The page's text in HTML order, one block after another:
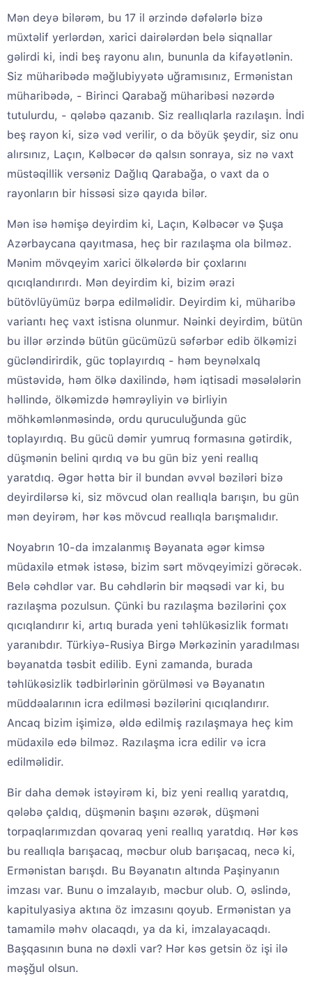
Mən deyə bilərəm, bu 17 il ərzində dəfələrlə bizə
müxtəlif yerlərdən, xarici dairələrdən belə siqnallar
gəlirdi ki, indi beş rayonu alın, bununla da kifayətlənin.
Siz müharibədə məğlubiyyətə uğramısınız, Ermənistan
müharibədə, - Birinci Qarabağ müharibəsi nəzərdə
tutulurdu, - qələbə qazanıb. Siz reallıqlarla razılaşın. İndi
beş rayon ki, sizə vəd verilir, o da böyük şeydir, siz onu
alırsınız, Laçın, Kəlbəcər də qalsın sonraya, siz nə vaxt
müstəqillik versəniz Dağlıq Qarabağa, o vaxt da o
rayonların bir hissəsi sizə qayıda bilər.
Mən isə həmişə deyirdim ki, Laçın, Kəlbəcər və Şuşa
Azərbaycana qayıtmasa, heç bir razılaşma ola bilməz.
Mənim mövqeyim xarici ölkələrdə bir çoxlarını
qıcıqlandırırdı. Mən deyirdim ki, bizim ərazi
bütövlüyümüz bərpa edilməlidir. Deyirdim ki, müharibə
variantı heç vaxt istisna olunmur. Nəinki deyirdim, bütün
bu illər ərzində bütün gücümüzü səfərbər edib ölkəmizi
gücləndirirdik, güc toplayırdıq - həm beynəlxalq
müstəvidə, həm ölkə daxilində, həm iqtisadi məsələlərin
həllində, ölkəmizdə həmrəyliyin və birliyin
möhkəmlənməsində, ordu quruculuğunda güc
toplayırdıq. Bu gücü dəmir yumruq formasına gətirdik,
düşmənin belini qırdıq və bu gün biz yeni reallıq
yaratdıq. Əgər hətta bir il bundan əvvəl bəziləri bizə
deyirdilərsə ki, siz mövcud olan reallıqla barışın, bu gün
mən deyirəm, hər kəs mövcud reallıqla barışmalıdır.
Noyabrın 10-da imzalanmış Bəyanata əgər kimsə
müdaxilə etmək istəsə, bizim sərt mövqeyimizi görəcək.
Belə cəhdlər var. Bu cəhdlərin bir məqsədi var ki, bu
razılaşma pozulsun. Çünki bu razılaşma bəzilərini çox
qıcıqlandırır ki, artıq burada yeni təhlükəsizlik formatı
yaranıbdır. Türkiyə-Rusiya Birgə Mərkəzinin yaradılması
bəyanatda təsbit edilib. Eyni zamanda, burada
təhlükəsizlik tədbirlərinin görülməsi və Bəyanatın
müddəalarının icra edilməsi bəzilərini qıcıqlandırır.
Ancaq bizim işimizə, əldə edilmiş razılaşmaya heç kim
müdaxilə edə bilməz. Razılaşma icra edilir və icra
edilməlidir.
Bir daha demək istəyirəm ki, biz yeni reallıq yaratdıq,
qələbə çaldıq, düşmənin başını əzərək, düşməni
torpaqlarımızdan qovaraq yeni reallıq yaratdıq. Hər kəs
bu reallıqla barışacaq, məcbur olub barışacaq, necə ki,
Ermənistan barışdı. Bu Bəyanatın altında Paşinyanın
imzası var. Bunu o imzalayıb, məcbur olub. O, əslində,
kapitulyasiya aktına öz imzasını qoyub. Ermənistan ya
tamamilə məhv olacaqdı, ya da ki, imzalayacaqdı.
Başqasının buna nə dəxli var? Hər kəs getsin öz işi ilə
məşğul olsun.